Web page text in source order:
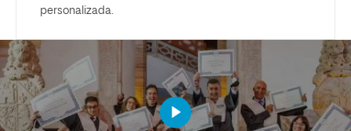
personalizada.